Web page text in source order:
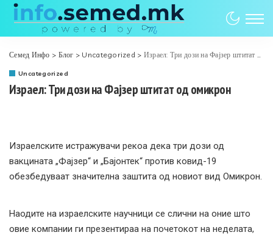
Семед Инфо > Блог > Uncategorized > Израел: Три дози на Фајзер штитат од омикрон
Uncategorized
Израел: Три дози на Фајзер штитат од омикрон
Израелските истражувачи рекоа дека три дози од
вакцината „Фајзер“ и „Бајонтек“ против ковид-19
обезбедуваат значителна заштита од новиот вид Омикрон.
Наодите на израелските научници се слични на оние што
овие компании ги презентираа на почетокот на неделата,